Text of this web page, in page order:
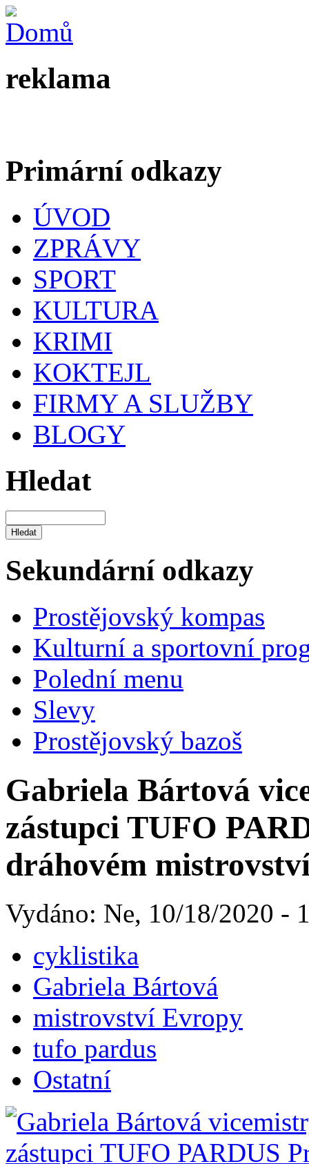
reklama
Primární odkazy
ÚVOD
ZPRÁVY
SPORT
KULTURA
KRIMI
KOKTEJL
FIRMY A SLUŽBY
BLOGY
Hledat
Sekundární odkazy
Prostějovský kompas
Kulturní a sportovní
Polední menu
Slevy
Prostějovský bazoš
Gabriela Bártová
zástupci TUFO
dráhovém
Vydáno: Ne, 10/18/2020 -
cyklistika
Gabriela Bártová
mistrovství Evropy
tufo pardus
Ostatní